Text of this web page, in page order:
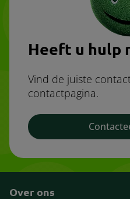
Heeft u hulp
Vind de juiste
contactpagina.
Over ons